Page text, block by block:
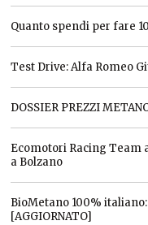
Quanto spendi per fare
Test Drive: Alfa Romeo
DOSSIER PREZZI
Ecomotori Racing Team
a Bolzano
BioMetano 100%
[AGGIORNATO]